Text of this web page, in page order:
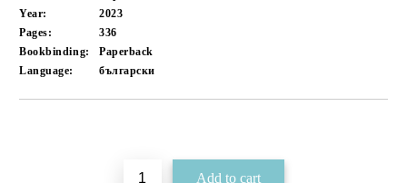
Year:
2023
Pages:
336
Bookbinding:
Paperback
Language:
български